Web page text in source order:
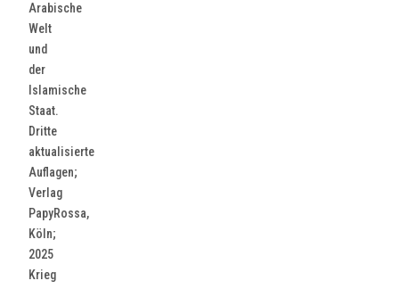
Arabische
Welt
und
der
Islamische
Staat.
Dritte
aktualisierte
Auflagen;
Verlag
PapyRossa,
Köln;
2025
Krieg